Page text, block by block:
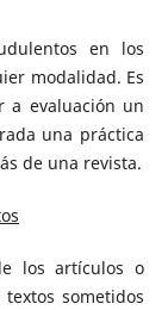
en los
modalidad. Es
a evaluación un
una práctica
de una revista.
los artículos o
sometidos